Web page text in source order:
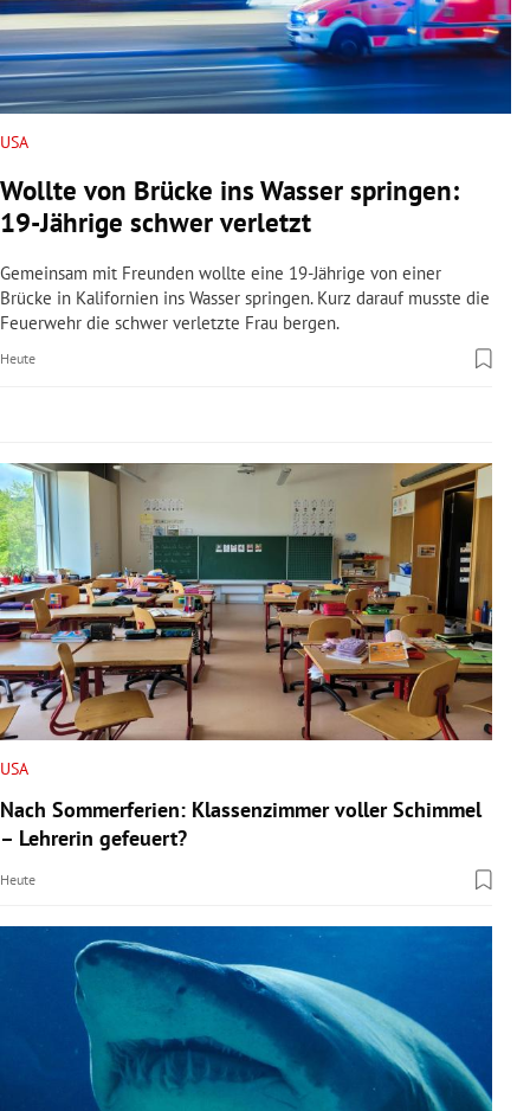
Untermenü
Untermenü
Untermenü
Untermenü
Untermenü
Untermenü
Untermenü
USA
Wollte von Brücke ins Wasser springen:
19-Jährige schwer verletzt
Gemeinsam mit Freunden wollte eine 19-Jährige von einer
Brücke in Kalifornien ins Wasser springen. Kurz darauf musste die
Feuerwehr die schwer verletzte Frau bergen.
Heute
USA
Nach Sommerferien: Klassenzimmer voller Schimmel
– Lehrerin gefeuert?
Heute